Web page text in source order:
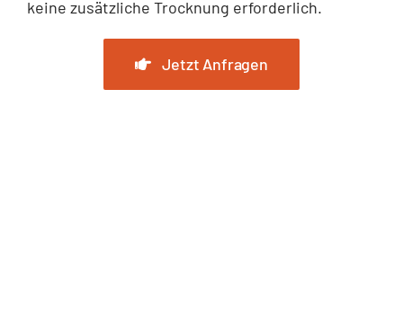
keine zusätzliche Trocknung erforderlich.
Jetzt Anfragen